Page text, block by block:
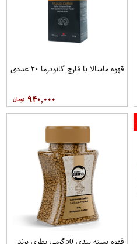
قهوه ماسالا با قارچ گانودرما ۲۰ عددی
۹۴۰,۰۰۰
قهوه بسته بندی 50گرمی بطري برند